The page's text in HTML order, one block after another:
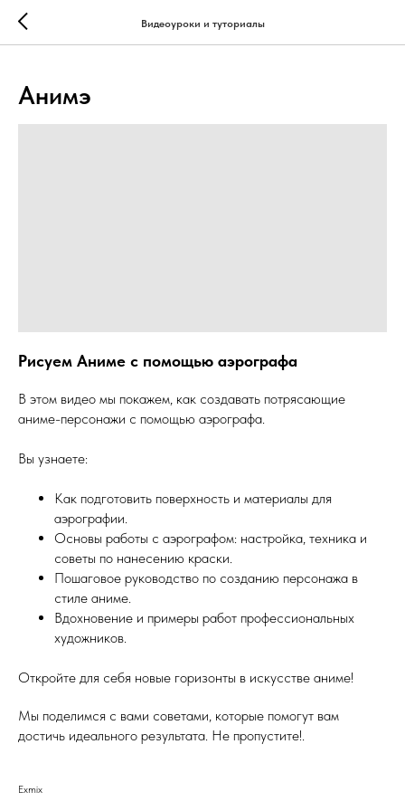
Видеоуроки и туториалы
Анимэ
Рисуем Аниме с помощью аэрографа
В этом видео мы покажем, как создавать потрясающие
аниме-персонажи с помощью аэрографа.
Вы узнаете:
Как подготовить поверхность и материалы для
аэрографии.
Основы работы с аэрографом: настройка, техника и
советы по нанесению краски.
Пошаговое руководство по созданию персонажа в
стиле аниме.
Вдохновение и примеры работ профессиональных
художников.
Откройте для себя новые горизонты в искусстве аниме!
Мы поделимся с вами советами, которые помогут вам
достичь идеального результата. Не пропустите!.
Exmix